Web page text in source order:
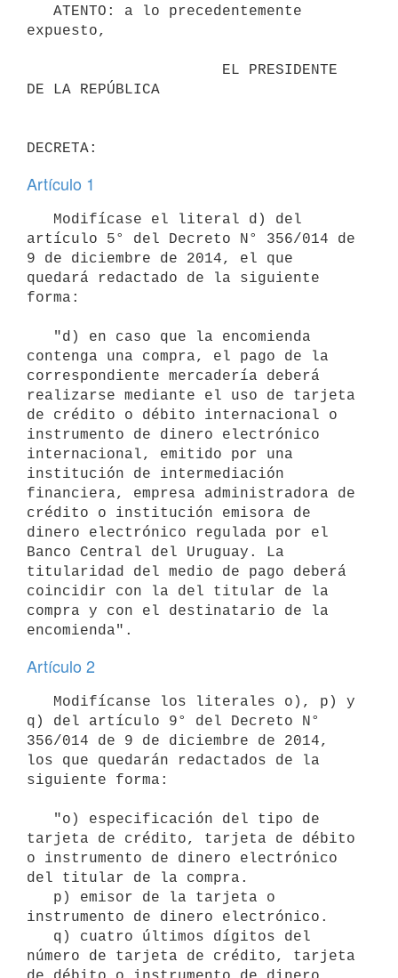
expuesto,
DE LA REPÚBLICA
Artículo 1
artículo 5° del Decreto N° 356/014 de
9 de diciembre de 2014, el que
quedará redactado de la siguiente
forma:
contenga una compra, el pago de la
correspondiente mercadería deberá
realizarse mediante el uso de tarjeta
de crédito o débito internacional o
instrumento de dinero electrónico
internacional, emitido por una
institución de intermediación
financiera, empresa administradora de
crédito o institución emisora de
dinero electrónico regulada por el
Banco Central del Uruguay. La
titularidad del medio de pago deberá
coincidir con la del titular de la
compra y con el destinatario de la
Artículo 2
q) del artículo 9° del Decreto N°
356/014 de 9 de diciembre de 2014,
los que quedarán redactados de la
siguiente forma:
tarjeta de crédito, tarjeta de débito
o instrumento de dinero electrónico
del titular de la compra.
instrumento de dinero electrónico.
número de tarjeta de crédito, tarjeta